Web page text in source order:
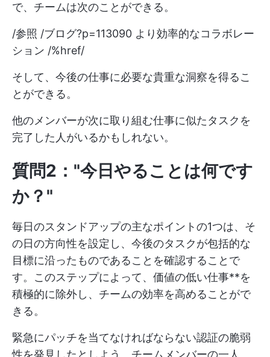
で、チームは次のことができる。
/参照 /ブログ?p=113090 より効率的なコラボレー
ション /%href/
そして、今後の仕事に必要な貴重な洞察を得るこ
とができる。
他のメンバーが次に取り組む仕事に似たタスクを
完了した人がいるかもしれない。
質問2："今日やることは何です
か？"
毎日のスタンドアップの主なポイントの1つは、そ
の日の方向性を設定し、今後のタスクが包括的な
目標に沿ったものであることを確認することで
す。このステップによって、価値の低い仕事**を
積極的に除外し、チームの効率を高めることがで
きる。
緊急にパッチを当てなければならない認証の脆弱
性を発見したとしよう。チームメンバーの一人